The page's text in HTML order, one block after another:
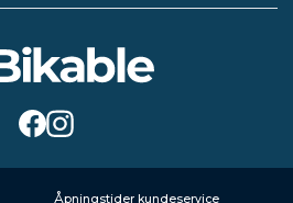
Åpningstider kundeservice